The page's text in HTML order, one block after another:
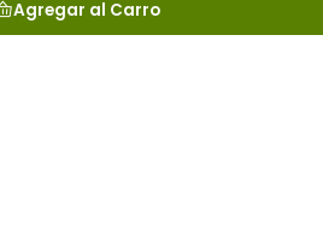
Agregar al Carro